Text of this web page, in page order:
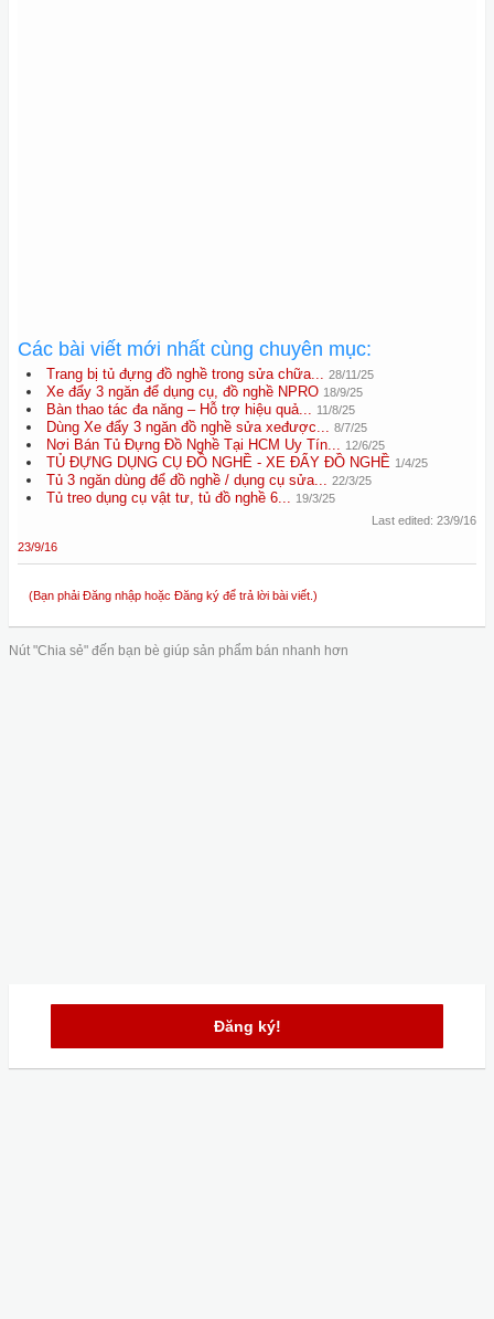
Các bài viết mới nhất cùng chuyên mục:
Trang bị tủ đựng đồ nghề trong sửa chữa... 28/11/25
Xe đẩy 3 ngăn để dụng cụ, đồ nghề NPRO 18/9/25
Bàn thao tác đa năng – Hỗ trợ hiệu quả... 11/8/25
Dùng Xe đẩy 3 ngăn đồ nghề sửa xeđược... 8/7/25
Nơi Bán Tủ Đựng Đồ Nghề Tại HCM Uy Tín... 12/6/25
TỦ ĐỰNG DỤNG CỤ ĐỒ NGHỀ - XE ĐẨY ĐỒ NGHỀ 1/4/25
Tủ 3 ngăn dùng để đồ nghề / dụng cụ sửa... 22/3/25
Tủ treo dụng cụ vật tư, tủ đồ nghề 6... 19/3/25
Last edited: 23/9/16
23/9/16
(Bạn phải Đăng nhập hoặc Đăng ký để trả lời bài viết.)
Nút "Chia sẻ" đến bạn bè giúp sản phẩm bán nhanh hơn
Đăng ký!